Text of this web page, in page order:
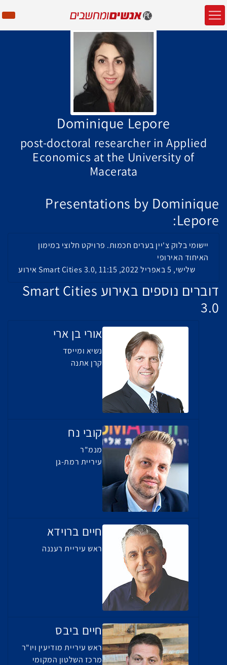
Dominique Lepore
post-doctoral researcher in Applied
Economics at the University of
Macerata
Presentations by Dominique
Lepore:
יישומי בלוק צ'יין בערים חכמות. פרויקט חלוצי במימון
האיחוד האירופי
אירוע Smart Cities 3.0, שלישי, 5 באפריל 2022, 11:15
דוברים נוספים באירוע Smart Cities
3.0
אורי בן ארי
נשיא ומייסד
קרן אתנה
קובי נח
מנמ"ר
עיריית רמת-גן
חיים ברוידא
ראש עיריית רעננה
חיים ביבס
ראש עיריית מודיעין ויו"ר
מרכז השלטון המקומי